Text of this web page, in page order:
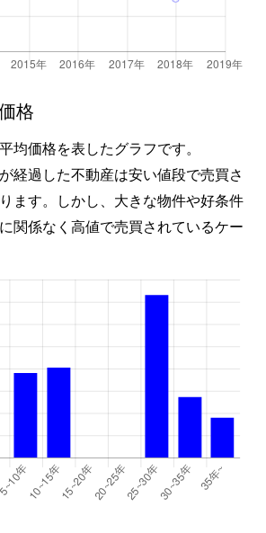
格
均価格を表したグラフです。
経過した不動産は安い値段で売買さ
ます。しかし、大きな物件や好条件
関係なく高値で売買されているケー